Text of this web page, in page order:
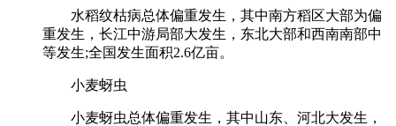
水稻纹枯病总体偏重发生，其中南方稻区大部为偏
重发生，长江中游局部大发生，东北大部和西南南部中
等发生;全国发生面积2.6亿亩。
小麦蚜虫
小麦蚜虫总体偏重发生，其中山东、河北大发生，